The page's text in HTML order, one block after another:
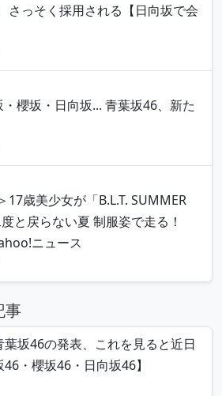
さっそく採用される【日向坂で会
・櫻坂・日向坂... 青葉坂46、新た
17歳美少女が「B.L.T. SUMMER
と戻らない夏 制服姿で走る！
ニュース
事
葉坂46の発表、これを見ると近日
・櫻坂46・日向坂46】